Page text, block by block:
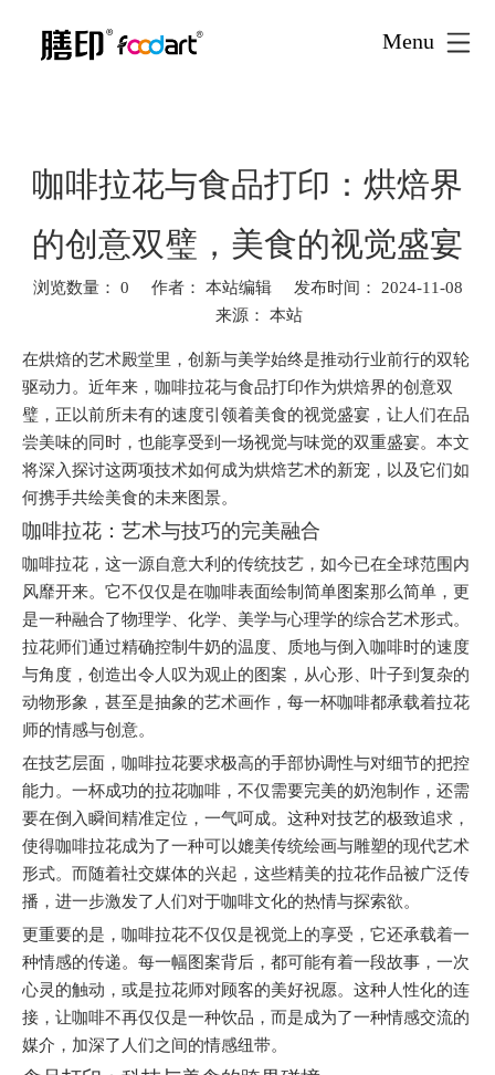
Menu
首页 新闻资讯 » 新闻资讯
咖啡拉花与
咖啡拉花与食品打印：烘焙界
的创意双璧，美食的视觉盛宴
浏览数量： 0 作者： 本站编辑 发布时间： 2024-11-08
来源： 本站
在烘焙的艺术殿堂里，创新与美学始终是推动行业前行的双轮
驱动力。近年来，咖啡拉花与食品打印作为烘焙界的创意双
璧，正以前所未有的速度引领着美食的视觉盛宴，让人们在品
尝美味的同时，也能享受到一场视觉与味觉的双重盛宴。本文
将深入探讨这两项技术如何成为烘焙艺术的新宠，以及它们如
何携手共绘美食的未来图景。
咖啡拉花：艺术与技巧的完美融合
咖啡拉花，这一源自意大利的传统技艺，如今已在全球范围内
风靡开来。它不仅仅是在咖啡表面绘制简单图案那么简单，更
是一种融合了物理学、化学、美学与心理学的综合艺术形式。
拉花师们通过精确控制牛奶的温度、质地与倒入咖啡时的速度
与角度，创造出令人叹为观止的图案，从心形、叶子到复杂的
动物形象，甚至是抽象的艺术画作，每一杯咖啡都承载着拉花
师的情感与创意。
在技艺层面，咖啡拉花要求极高的手部协调性与对细节的把控
能力。一杯成功的拉花咖啡，不仅需要完美的奶泡制作，还需
要在倒入瞬间精准定位，一气呵成。这种对技艺的极致追求，
使得咖啡拉花成为了一种可以媲美传统绘画与雕塑的现代艺术
形式。而随着社交媒体的兴起，这些精美的拉花作品被广泛传
播，进一步激发了人们对于咖啡文化的热情与探索欲。
更重要的是，咖啡拉花不仅仅是视觉上的享受，它还承载着一
种情感的传递。每一幅图案背后，都可能有着一段故事，一次
心灵的触动，或是拉花师对顾客的美好祝愿。这种人性化的连
接，让咖啡不再仅仅是一种饮品，而是成为了一种情感交流的
媒介，加深了人们之间的情感纽带。